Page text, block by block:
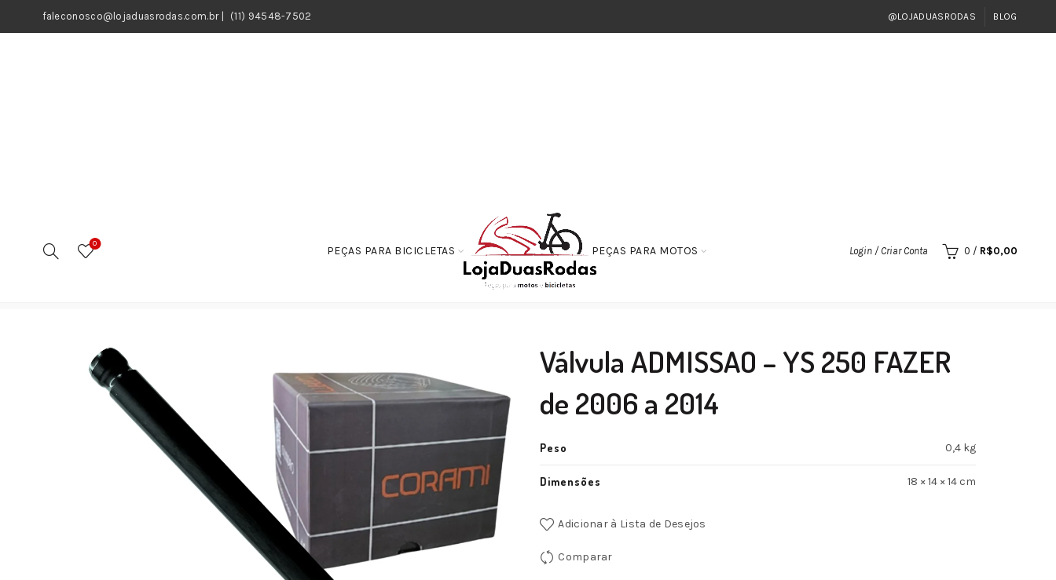
faleconosco@lojaduasrodas.com.br| (11) 94548-7502 @LOJADUASRODAS BLOG
0
PEÇAS PARA BICICLETAS PEÇAS PARA MOTOS Login / Criar Conta 0 / R$0,00
Válvula ADMISSAO – YS 250 FAZER
de 2006 a 2014
Peso 0,4 kg
Dimensões 18 × 14 × 14 cm
Adicionar à Lista de Desejos
Comparar